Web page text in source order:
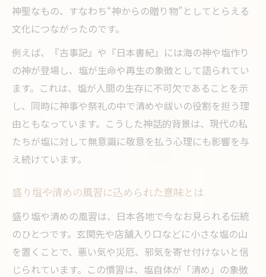
神聖なもの、すなわち“神からの贈り物”としてとらえる
文化につながったのです。
例えば、『古事記』や『日本書紀』には海の神や塩作り
の神が登場し、塩が生命や再生の象徴として語られてい
ます。これは、塩が人間の生存に不可欠であることを示
し、同時に神事や祭礼の中で清めや祓いの役割を担う理
由ともなっています。こうした神話的背景は、現代の私
たちが塩に対して無意識に敬意を払う心理にも影響を与
え続けています。
盛り塩や清めの風習に込められた意味とは
盛り塩や清めの風習は、日本各地で今なお見られる伝統
のひとつです。玄関先や店舗入り口などに小さな塩の山
を置くことで、悪い気や災厄、邪気を寄せ付けないと信
じられています。この慣習は、塩自体が「清め」の象徴